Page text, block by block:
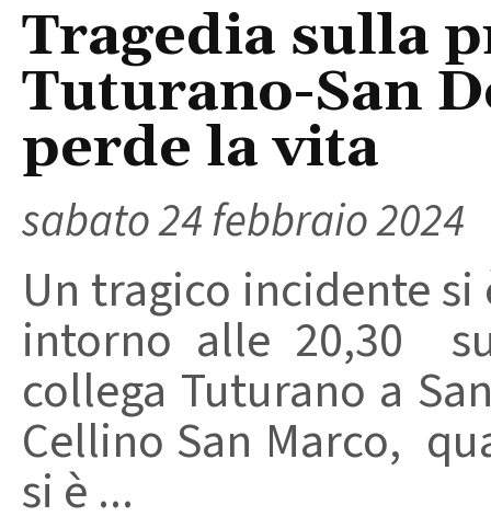
Tragedia sulla
Tuturano-San
perde la vita
sabato 24 febbraio 2024
Un tragico incidente
intorno alle 20,30
collega Tuturano a
Cellino San Marco,
si è ...